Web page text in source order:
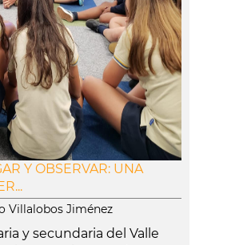
Y OBSERVAR: UNA
Villalobos Jiménez
y secundaria del Valle